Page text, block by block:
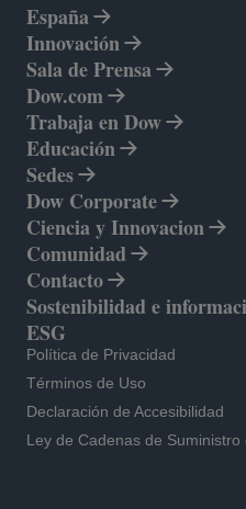
España
Innovación
Sala de Prensa
Dow.com
se abre en una pestaña
Trabaja en Dow
Educación
Sedes
Dow Corporate
se abre en una pestaña
Ciencia y Innovacion
Comunidad
Contacto
Sostenibilidad e
ESG
Política de Privacidad
se abre en una pestaña nueva
Términos de Uso
se abre en una pestaña nueva
Declaración de Accesibilidad
se abre en una pestaña nueva
Ley de Cadenas de Suministro